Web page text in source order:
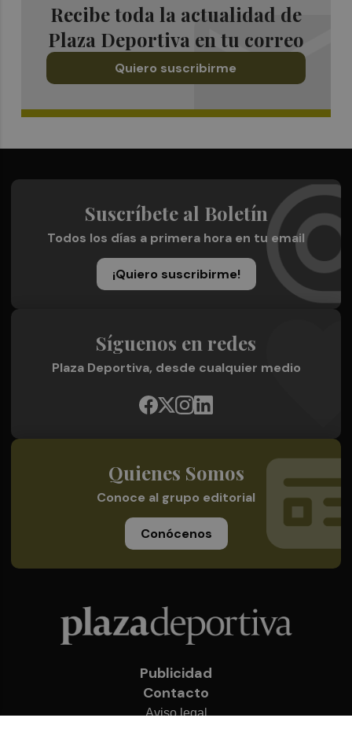
Recibe toda la actualidad de
Plaza Deportiva en tu correo
Quiero suscribirme
Suscríbete al Boletín
Todos los días a primera hora en tu email
¡Quiero suscribirme!
Síguenos en redes
Plaza Deportiva, desde cualquier medio
Quienes Somos
Conoce al grupo editorial
Conócenos
Publicidad
Contacto
Aviso legal